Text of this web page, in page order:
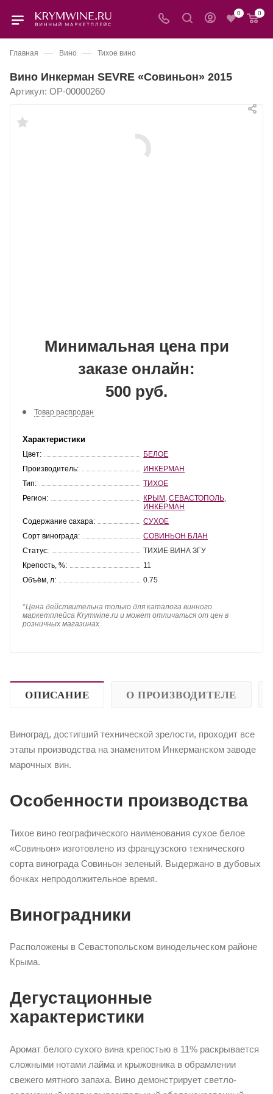
0 0
Главная — Вино — Тихое вино
Вино Инкерман SEVRE «Совиньон» 2015
Артикул: OP-00000260
Минимальная цена при
заказе онлайн:
500 руб.
Товар распродан
Характеристики
Цвет:
БЕЛОЕ
Производитель:
ИНКЕРМАН
Тип:
ТИХОЕ
Регион:
КРЫМ ,СЕВАСТОПОЛЬ
ИНКЕРМАН
Содержание сахара:
СУХОЕ
Сорт винограда:
СОВИНЬОН БЛАН
Статус:
ТИХИЕ ВИНА ЗГУ
Крепость, %:
11
Объём, л:
0.75
*Цена действительна только для каталога винного
маркетплейса Krymwine.ru и может отличаться от цен в
розничных магазинах.
ОПИСАНИЕ О ПРОИЗВОДИТЕЛЕ
Виноград, достигший технической зрелости, проходит все
этапы производства на знаменитом Инкерманском заводе
марочных вин.
Особенности производства
Тихое вино географического наименования сухое белое
«Совиньон» изготовлено из французского технического
сорта винограда Совиньон зеленый. Выдержано в дубовых
бочках непродолжительное время.
Виноградники
Расположены в Севастопольском винодельческом районе
Крыма.
Дегустационные
характеристики
Аромат белого сухого вина крепостью в 11% раскрывается
сложными нотами лайма и крыжовника в обрамлении
свежего мятного запаха. Вино демонстрирует светло-